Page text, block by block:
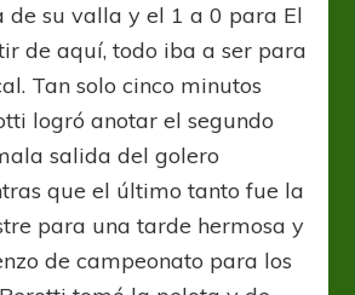
de su valla y el 1 a 0 para El
de aquí, todo iba a ser para
Tan solo cinco minutos
logró anotar el segundo
salida del golero
que el último tanto fue la
para una tarde hermosa y
de campeonato para los